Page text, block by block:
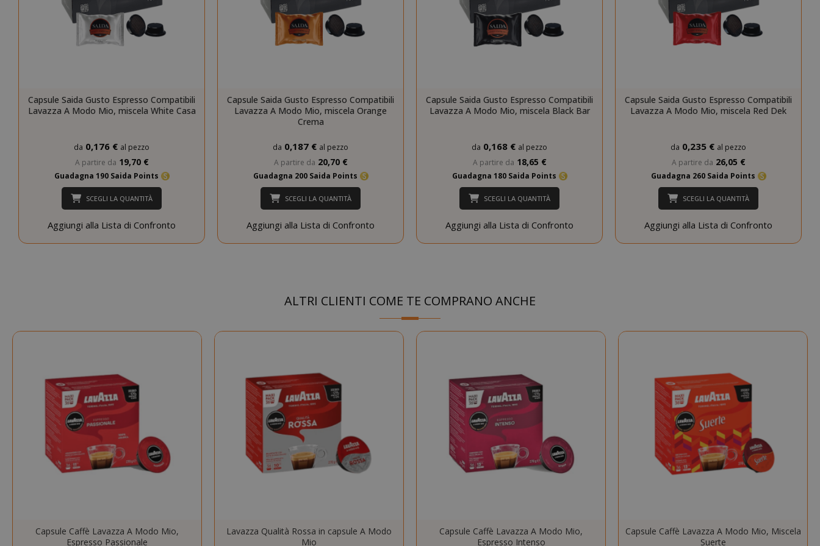
Capsule Saida Gusto Espresso Compatibili
Lavazza A Modo Mio, miscela White Casa
da 0,176 € al pezzo
A partire da 19,70 €
Guadagna 190 Saida Points
SCEGLI LA QUANTITÀ
Aggiungi alla Lista di Confronto
Capsule Saida Gusto Espresso Compatibili
Lavazza A Modo Mio, miscela Orange
Crema
da 0,187 € al pezzo
A partire da 20,70 €
Guadagna 200 Saida Points
SCEGLI LA QUANTITÀ
Aggiungi alla Lista di Confronto
Capsule Saida Gusto Espresso Compatibili
Lavazza A Modo Mio, miscela Black Bar
da 0,168 € al pezzo
A partire da 18,65 €
Guadagna 180 Saida Points
SCEGLI LA QUANTITÀ
Aggiungi alla Lista di Confronto
Capsule Saida Gusto Espresso Compatibili
Lavazza A Modo Mio, miscela Red Dek
da 0,235 € al pezzo
A partire da 26,05 €
Guadagna 260 Saida Points
SCEGLI LA QUANTITÀ
Aggiungi alla Lista di Confronto
ALTRI CLIENTI COME TE COMPRANO ANCHE
Capsule Caffè Lavazza A Modo Mio,
Espresso Passionale
Lavazza Qualità Rossa in capsule A Modo
Mio
Capsule Caffè Lavazza A Modo Mio,
Espresso Intenso
Capsule Caffè Lavazza A Modo Mio, Miscela
Suerte
www.saidagustoespresso.com
settimane
2 giorni
viene utilizzato
dal servizio
Cookie-
Script.com
58 secondi
Google LLC
www.google.com
settimane
reCAPTCHA
imposta un
mage-cache-sessid
www.saidagustoespresso.com
59 minuti
55 secondi
dall'applicazione